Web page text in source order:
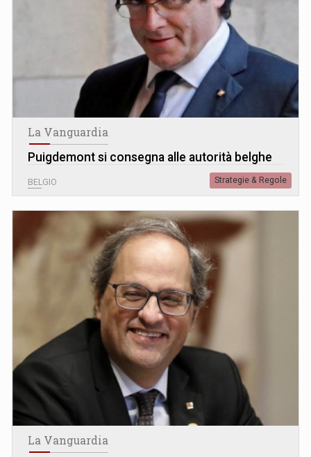
La Vanguardia
Puigdemont si consegna alle autorità belghe
BELGIO Strategie & Regole
La Vanguardia